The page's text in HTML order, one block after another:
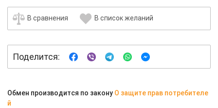
В сравнения В список желаний
Поделится:
Обмен производится по закону О защите прав потребителе
й